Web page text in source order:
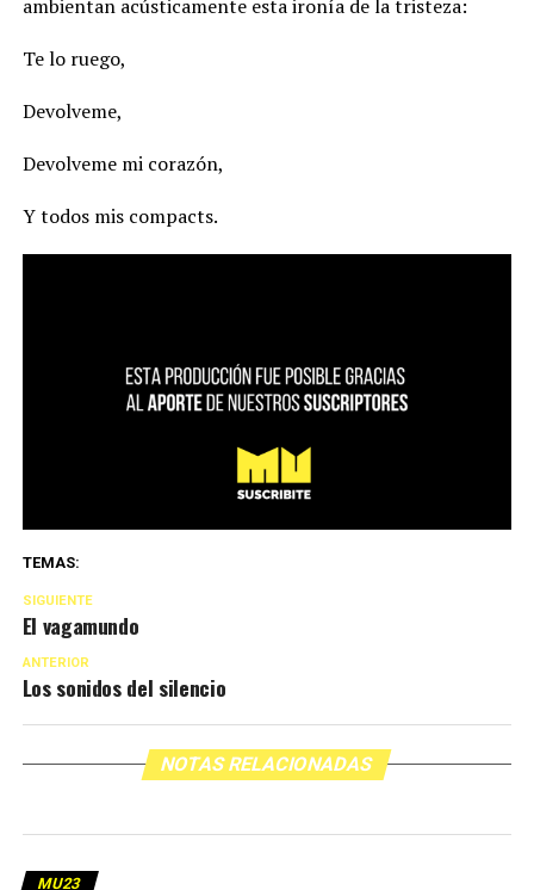
ambientan acústicamente esta ironía de la tristeza:
Te lo ruego,
Devolveme,
Devolveme mi corazón,
Y todos mis compacts.
TEMAS:
SIGUIENTE
El vagamundo
ANTERIOR
Los sonidos del silencio
NOTAS RELACIONADAS
MU23